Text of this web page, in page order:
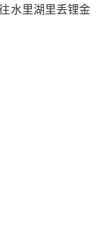
水里湖里丢锂金